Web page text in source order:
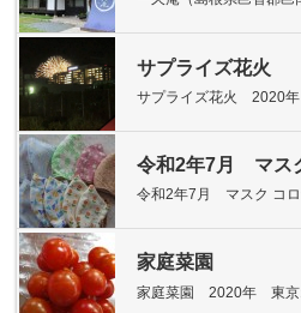
サプライズ花火
サプライズ花火 2020
令和2年7月 マス
令和2年7月 マスク コ
家庭菜園
家庭菜園 2020年 東京